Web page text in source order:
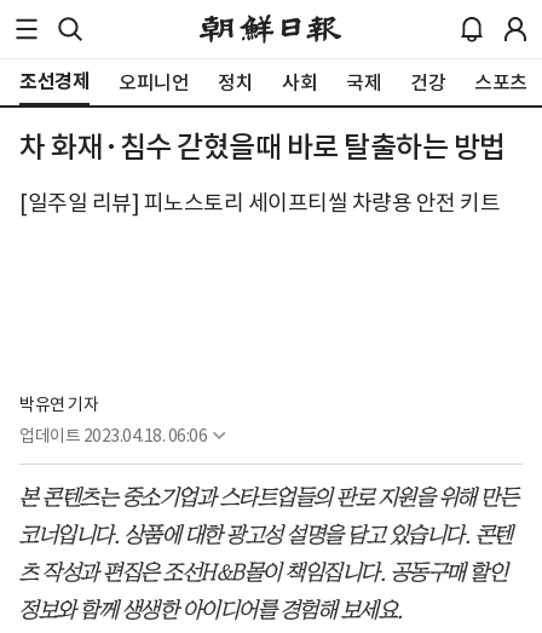
조선경제 오피니언 정치 사회 국제 건강 스포츠
차 화재·침수 갇혔을때 바로 탈출하는 방법
[일주일 리뷰] 피노스토리 세이프티씰 차량용 안전 키트
박유연 기자
업데이트 2023.04.18. 06:06
본 콘텐츠는 중소기업과 스타트업들의 판로 지원을 위해 만든
코너입니다. 상품에 대한 광고성 설명을 담고 있습니다. 콘텐
츠 작성과 편집은 조선H&B몰이 책임집니다. 공동구매 할인
정보와 함께 생생한 아이디어를 경험해 보세요.